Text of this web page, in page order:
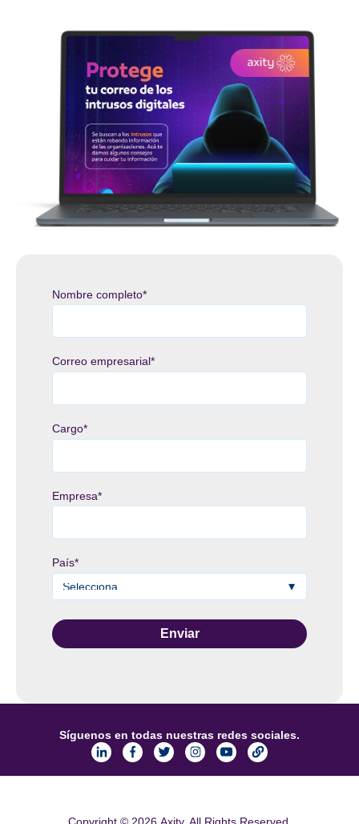
Nombre completo*
Correo empresarial *
Cargo*
Empresa*
País*
Síguenos en todas nuestras redes sociales.
Copyright © 2026 Axity. All Rights Reserved.